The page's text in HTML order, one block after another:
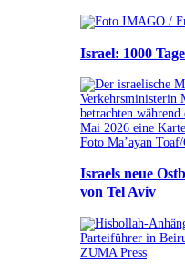
Israel: 1000
Israels neue
von Tel Aviv